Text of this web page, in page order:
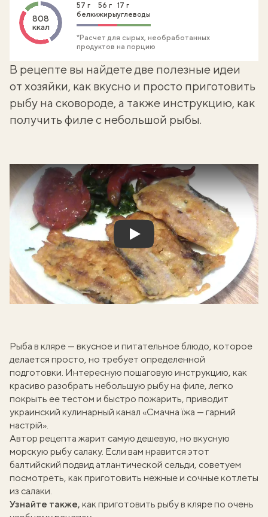
808
ккал
57 г
белки
56 г
жиры
17 г
углеводы
*Расчет для сырых, необработанных
продуктов на порцию
В рецепте вы найдете две полезные идеи
от хозяйки, как вкусно и просто приготовить
рыбу на сковороде, а также инструкцию, как
получить филе с небольшой рыбы.
Play
Рыба в кляре — вкусное и питательное блюдо, которое
делается просто, но требует определенной
подготовки. Интересную пошаговую инструкцию, как
красиво разобрать небольшую рыбу на филе, легко
покрыть ее тестом и быстро пожарить, приводит
украинский кулинарный канал «Смачна їжа — гарний
настрій».
Автор рецепта жарит самую дешевую, но вкусную
морскую рыбу салаку. Если вам нравится этот
балтийский подвид атлантической сельди, советуем
посмотреть, как приготовить нежные и сочные котлеты
из салаки.
Узнайте также, как приготовить рыбу в клярепо очень